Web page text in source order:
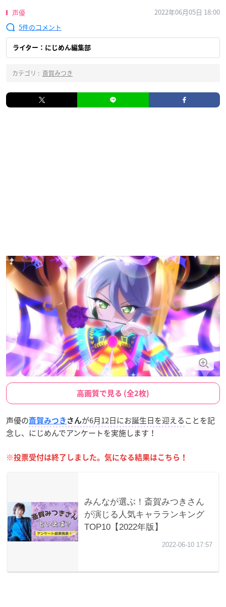
声優
2022年06月05日 18:00
5
ライター：にじめん編集部
カテゴリ : 斎賀みつき
高画質で見る (全2枚)
声優の斎賀みつき さんが6月12日にお誕生日を迎えることを記
念し、にじめんでアンケートを実施します！
※投票受付は終了しました。気になる結果はこちら！